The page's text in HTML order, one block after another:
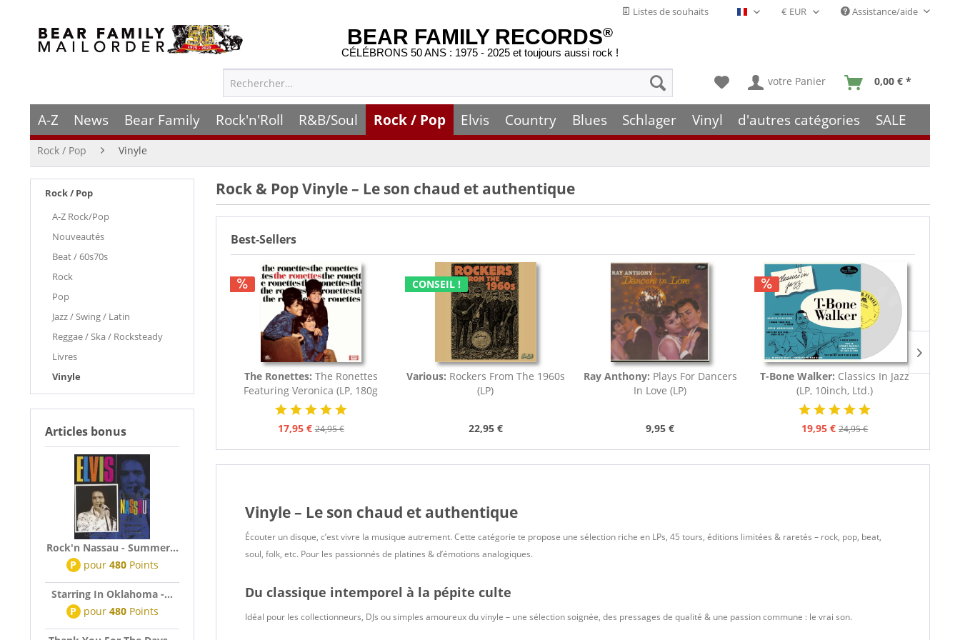
Listes de souhaits Français- FR Assistance/aide
BEAR FAMILY RECORDS®
CÉLÉBRONS 50 ANS : 1975 - 2025 et toujours aussi rock !
votre Panier 0,00 € *
A-Z News Bear Family Rock'n'Roll R&B/Soul Rock / Pop Elvis Country Blues Schlager Vinyl d'autres catégories SALE
Rock / Pop Vinyle
Rock / Pop
A-Z Rock/Pop
Nouveautés
Beat / 60s70s
Rock
Pop
Jazz / Swing / Latin
Reggae / Ska / Rocksteady
Livres
Vinyle
Articles bonus
Rock'n Nassau - Summer...
P pour 480Points
Starring In Oklahoma -...
P pour 480Points
Rock & Pop Vinyle – Le son chaud et authentique
Best-Sellers
The Ronettes: The Ronettes
Featuring Veronica (LP, 180g
Vinyl)
17,95 € 24,95 €
CONSEIL !
Various: Rockers From The 1960s
(LP)
22,95 €
Ray Anthony: Plays For Dancers
In Love (LP)
9,95 €
T-Bone Walker: Classics In Jazz
(LP, 10inch, Ltd.)
19,95 € 24,95 €
Vinyle – Le son chaud et authentique
Écouter un disque, c’est vivre la musique autrement. Cette catégorie te propose une sélection riche en LPs, 45 tours, éditions limitées & raretés – rock, pop, beat,
soul, folk, etc. Pour les passionnés de platines & d’émotions analogiques.
Du classique intemporel à la pépite culte
Idéal pour les collectionneurs, DJs ou simples amoureux du vinyle – une sélection soignée, des pressages de qualité & une passion commune : le vrai son.